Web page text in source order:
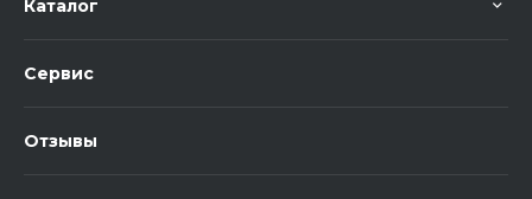
Каталог
Сервис
Отзывы